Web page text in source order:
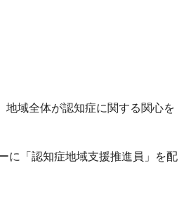
地域全体が認知症に関する関心を
「認知症地域支援推進員」
を配